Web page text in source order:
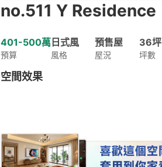
no.511 Y Residence
401-500萬
預算
日式風
風格
預售屋
屋況
36坪
坪數
空間效果